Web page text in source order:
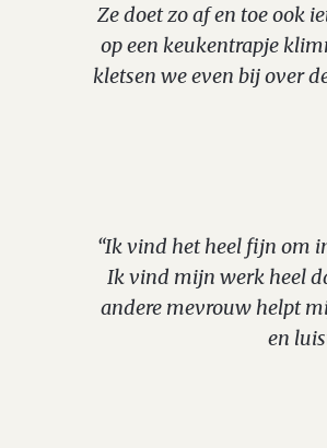
Ze doet zo af en toe ook
op een keukentrapje
kletsen we even bij over
“Ik vind het heel fijn om
Ik vind mijn werk heel
andere mevrouw helpt
en